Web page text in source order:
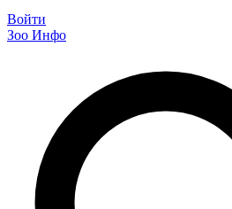
Войти
Зоо Инфо